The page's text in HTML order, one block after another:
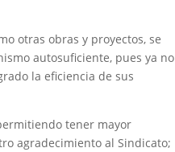
otras obras y proyectos, se
autosuficiente, pues ya no
la eficiencia de sus
tener mayor
agradecimiento al Sindicato;